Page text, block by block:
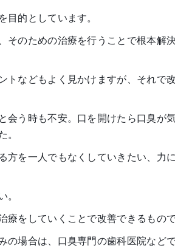
目的としています。
そのための治療を行うことで根本解
トなどもよく見かけますが、それで
会う時も不安。口を開けたら口臭が
。
方を一人でもなくしていきたい、力
。
療をしていくことで改善できるもので
の場合は、口臭専門の歯科医院など